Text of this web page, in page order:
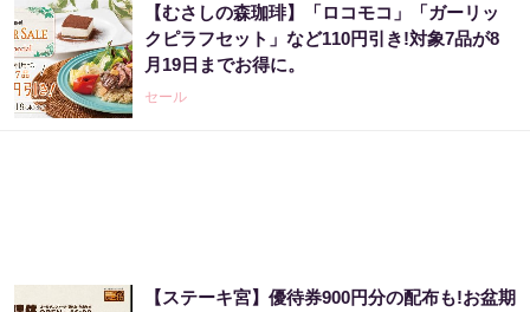
【むさしの森珈琲】「ロコモコ」「ガーリッ
クピラフセット」など110円引き!対象7品が8
月19日までお得に。
セール
【ステーキ宮】優待券900円分の配布も!お盆期